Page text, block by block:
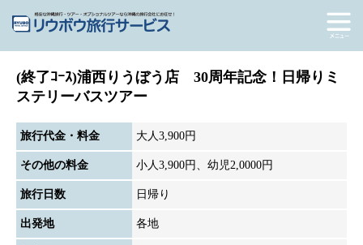
(終了ｺｰｽ)浦西りうぼう店 30周年記念！日帰りミ
ステリーバスツアー
旅行代金・料金 大人3,900円
その他の料金 小人3,900円、幼児2,0000円
旅行日数 日帰り
出発地 各地